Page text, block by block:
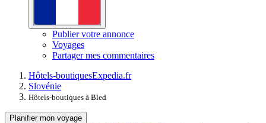
Publier votre annonce
Voyages
Partager mes commentaires
Hôtels-boutiquesExpedia.fr
Slovénie
Hôtels-boutiques à Bled
Planifier mon voyage